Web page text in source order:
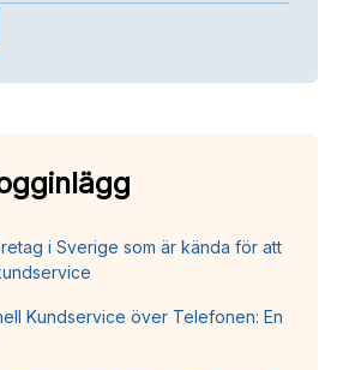
i Sverige som är kända för att
Kundservice över Telefonen: En